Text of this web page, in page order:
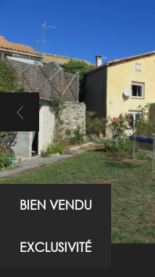
BIEN VENDU
EXCLUSIVITÉ